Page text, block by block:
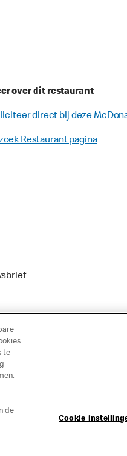
over dit restaurant
direct bij deze
Restaurant pagina
te
de
Cookie-